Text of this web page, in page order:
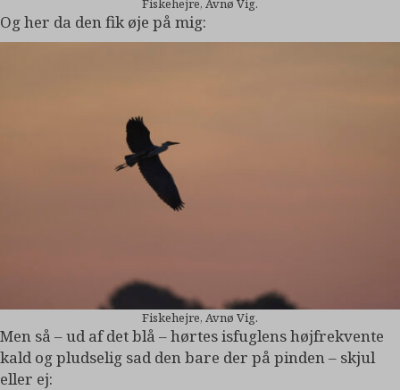
Fiskehejre, Avnø Vig.
Og her da den fik øje på mig:
Fiskehejre, Avnø Vig.
Men så – ud af det blå – hørtes isfuglens højfrekvente
kald og pludselig sad den bare der på pinden – skjul
eller ej: